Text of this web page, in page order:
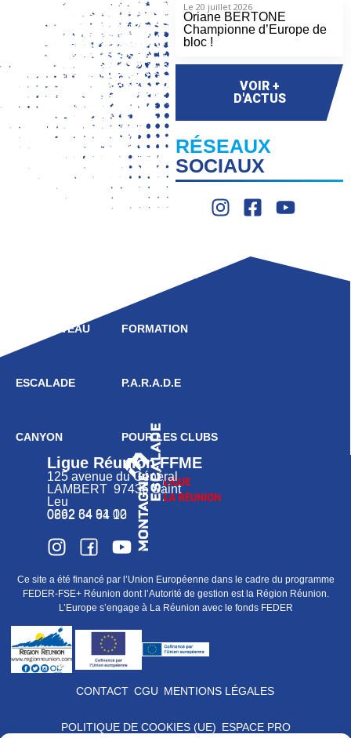
Le 20 juillet 2026
Oriane BERTONE
Championne d’Europe de
bloc !
VOIR +
D'ACTUS
RÉSEAUX
SOCIAUX
HAUT NIVEAU
ESCALADE
CANYON
FORMATION
P.A.R.A.D.E
POUR LES CLUBS
Ligue Réunion FFME
125 avenue du Général
LAMBERT 97436 Saint
Leu
0262 34 91 02
0692 64 64 10
Ce site a été financé par l’Union Européenne dans le cadre du programme
FEDER-FSE+ Réunion dont l’Autorité de gestion est la Région Réunion.
L’Europe s’engage à La Réunion avec le fonds FEDER
CONTACT CGU MENTIONS LÉGALES
POLITIQUE DE COOKIES (UE) ESPACE PRO